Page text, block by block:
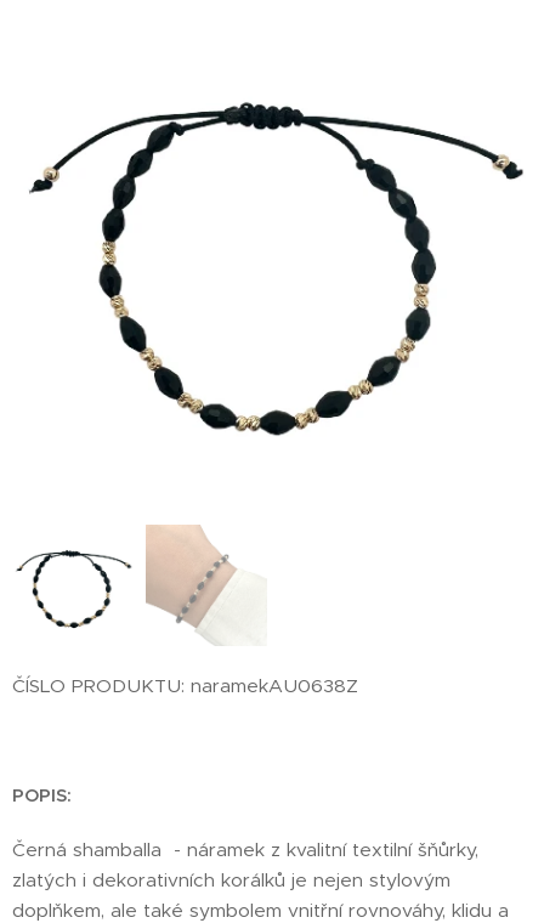
ČÍSLO PRODUKTU: naramekAU0638Z
POPIS:
Černá shamballa - náramek z kvalitní textilní šňůrky,
zlatých i dekorativních korálků je nejen stylovým
doplňkem, ale také symbolem vnitřní rovnováhy, klidu a